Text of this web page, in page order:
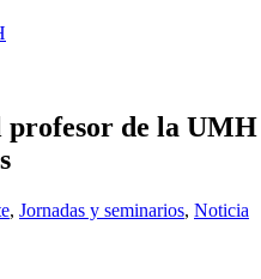
profesor de la
, Jornadas y seminarios, Noticia